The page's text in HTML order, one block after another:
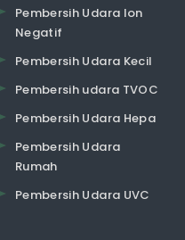
Pembersih Udara Ion
Negatif
Pembersih Udara Kecil
Pembersih udara TVOC
Pembersih Udara Hepa
Pembersih Udara
Rumah
Pembersih Udara UVC